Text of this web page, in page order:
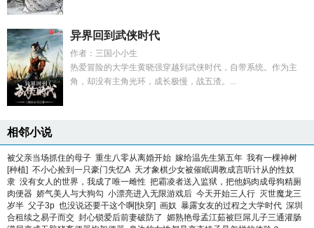
异界回到武侠时代
作者：三国小小生
热爱冒险的大学生黄晓强穿越到武侠时代，自带系统。作为主
角，却没有主角光环，成长极慢，战五渣。...
相邻小说
被父亲当场抓住的母子 重生八零从离婚开始 嫁给温先生第五年 我有一棵神树
[种植] 不小心捡到一只豪门失忆A 天才象棋少女被催眠调教成言听计从的性奴
隶 没有女人的世界，我成了唯一雌性 把霸凌者送入监狱，把他妈肉成母狗精厕
肉便器 娇气美人与大狗勾 小漂亮进入无限游戏后 今天开始三人行 灭世魔龙三
岁半 父子3p 也没说还要干这个啊[快穿] 画奴 暴露女友的过程之大学时代 深圳
合租续之易子而交 封心锁爱后前妻破防了 媚熟艳母孟江茹被巨屌儿子三通灌肠